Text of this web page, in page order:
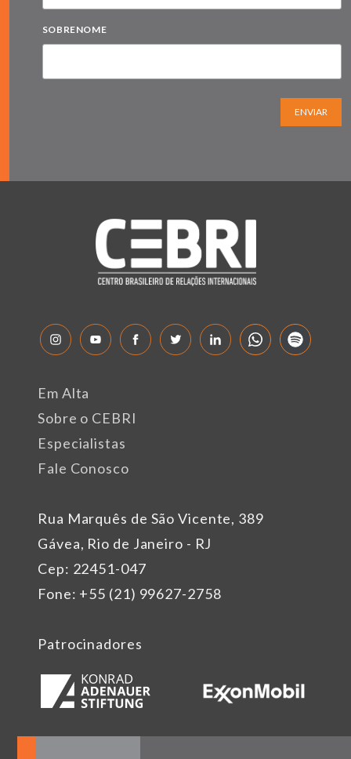
SOBRENOME
ENVIAR
Rua Marquês de São Vicente, 389
Gávea, Rio de Janeiro - RJ
Cep: 22451-047
Fone: +55 (21) 99627-2758
Em Alta
Sobre o CEBRI
Especialistas
Fale Conosco
Patrocinadores